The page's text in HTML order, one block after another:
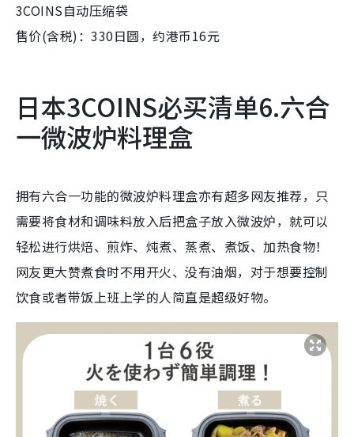
3COINS自动压缩袋
售价(含税)：330日圆，约港币16元
日本3COINS必买清单6.六合
一微波炉料理盒
拥有六合一功能的微波炉料理盒亦有超多网友推荐，只
需要将食材和调味料放入后把盒子放入微波炉，就可以
轻松进行烘焙、煎炸、炖煮、蒸煮、煮饭、加热食物！
网友更大赞煮食时不用开火、没有油烟，对于想要控制
饮食或者带饭上班上学的人简直是超级好物。